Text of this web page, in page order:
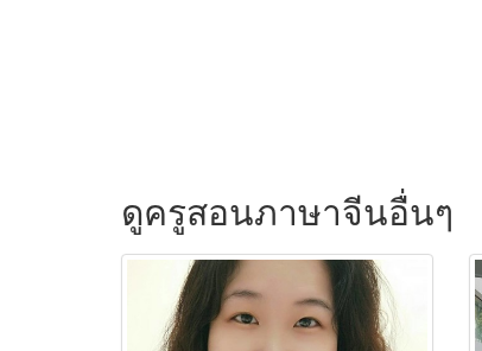
ดูครูสอนภาษาจีนอื่นๆ